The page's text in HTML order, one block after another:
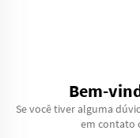
Bem-
Se você tiver alguma
em contato